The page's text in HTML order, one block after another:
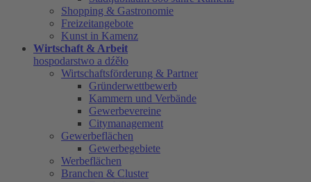
Shopping & Gastronomie
Freizeitangebote
Kunst in Kamenz
Wirtschaft & Arbeit
hospodarstwo a dźěło
Wirtschaftsförderung & Partner
Gründerwettbewerb
Kammern und Verbände
Gewerbevereine
Citymanagement
Gewerbeflächen
Gewerbegebiete
Werbeflächen
Branchen & Cluster